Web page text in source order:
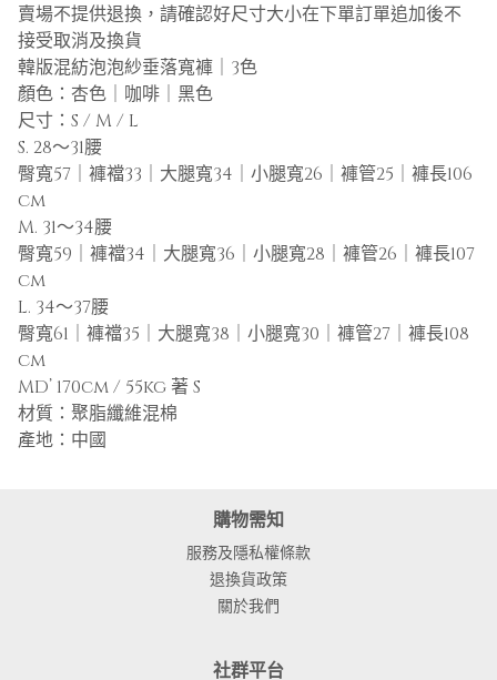
賣場不提供退換，請確認好尺寸大小在下單訂單追加後不
接受取消及換貨
韓版混紡泡泡紗垂落寬褲｜3色
顏色：杏色｜咖啡｜黑色
尺寸：S / M / L
S. 28～31腰
臀寬57｜褲襠33｜大腿寬34｜小腿寬26｜褲管25｜褲長106
cm
M. 31～34腰
臀寬59｜褲襠34｜大腿寬36｜小腿寬28｜褲管26｜褲長107
cm
L. 34～37腰
臀寬61｜褲襠35｜大腿寬38｜小腿寬30｜褲管27｜褲長108
cm
MD’ 170cm / 55kg 著 S
材質：聚脂纖維混棉
產地：中國
購物需知
服務及隱私權條款
退換貨政策
關於我們
社群平台